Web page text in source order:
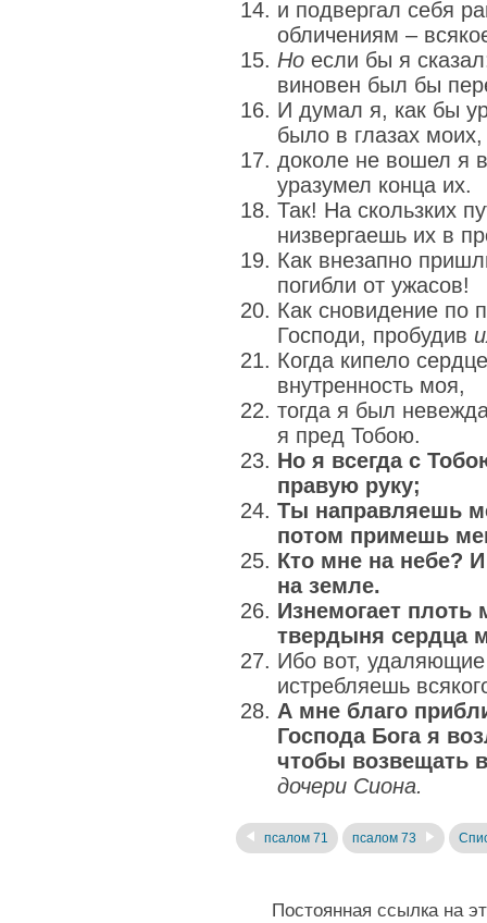
и подвергал себя
обличениям –
Но если бы я
виновен был бы
И думал я, как бы
было в глазах моих,
доколе не вошел я
уразумел конца их.
Так! На скользких
низвергаешь их в
Как внезапно
погибли от ужасов!
Как сновидение по
Господи, пробудив
Когда кипело
внутренность моя,
тогда я был
я пред Тобою.
Но я всегда с
правую руку;
Ты направляешь
потом примешь
Кто мне на небе?
на земле.
Изнемогает плоть
твердыня сердца
Ибо вот, удаляющие
истребляешь
А мне благо
Господа Бога я
чтобы возвещать
дочери Сиона.
псалом 71 псалом 73
Постоянная ссылка на